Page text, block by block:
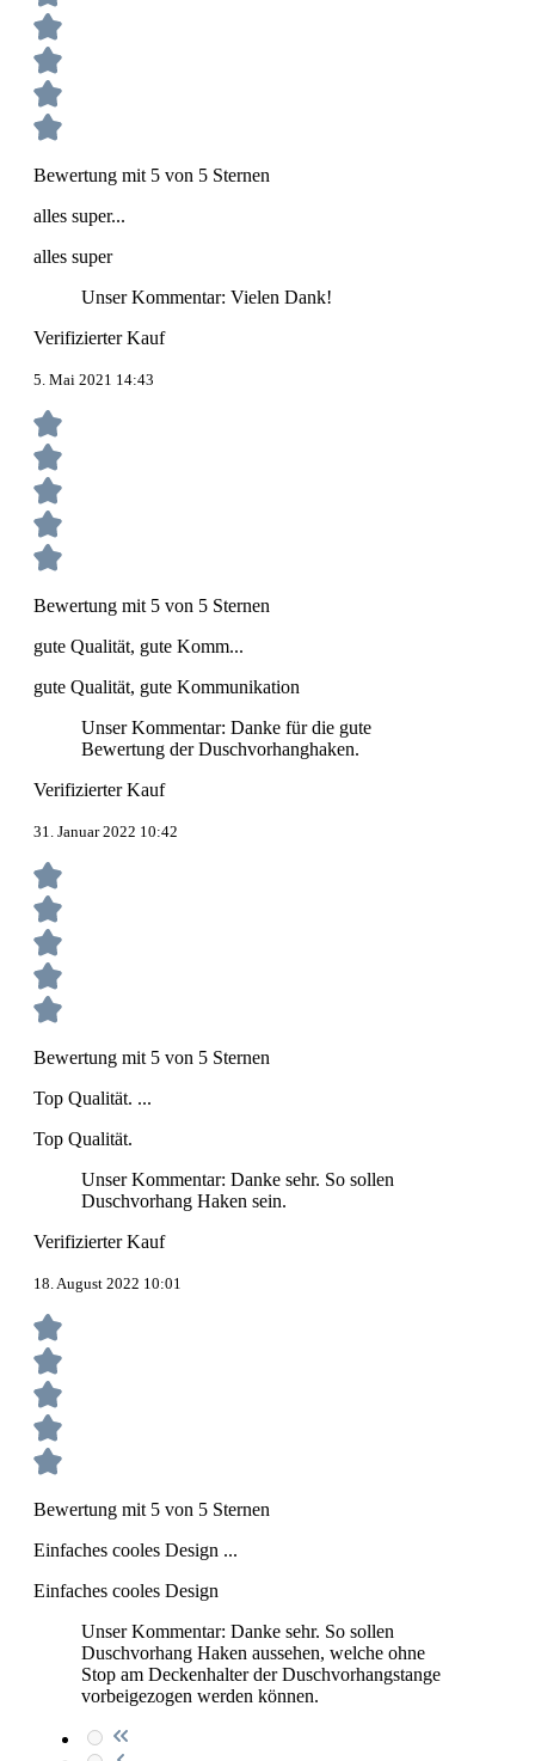
Bewertung mit 5 von 5 Sternen
alles super...
alles super
Unser Kommentar: Vielen Dank!
Verifizierter Kauf
5. Mai 2021 14:43
Bewertung mit 5 von 5 Sternen
gute Qualität, gute Komm...
gute Qualität, gute Kommunikation
Unser Kommentar: Danke für die gute
Bewertung der Duschvorhanghaken.
Verifizierter Kauf
31. Januar 2022 10:42
Bewertung mit 5 von 5 Sternen
Top Qualität. ...
Top Qualität.
Unser Kommentar: Danke sehr. So sollen
Duschvorhang Haken sein.
Verifizierter Kauf
18. August 2022 10:01
Bewertung mit 5 von 5 Sternen
Einfaches cooles Design ...
Einfaches cooles Design
Unser Kommentar: Danke sehr. So sollen
Duschvorhang Haken aussehen, welche ohne
Stop am Deckenhalter der Duschvorhangstange
vorbeigezogen werden können.